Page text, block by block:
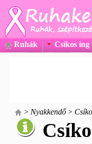
Ruhák
Csíkos
> Nyakkendő>